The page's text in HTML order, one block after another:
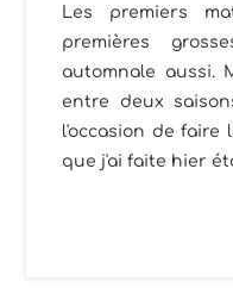
Les premiers
premières
automnale aussi.
entre deux
l'occasion de faire
que j'ai faite hier